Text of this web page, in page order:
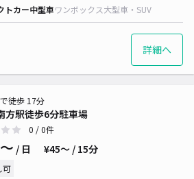
トカー中型車ワンボックス大型車・SUV
詳細へ
方駅徒歩6分駐車場
徒歩 17分
0 / 0件
/ 日 ¥45〜 / 15分
可